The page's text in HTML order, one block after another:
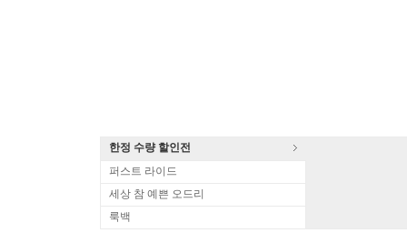
한정 수량 할인전
퍼스트 라이드
세상 참 예쁜 오드리
룩백